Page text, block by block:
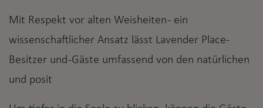
Mit Respekt vor alten Weisheiten - ein
wissenschaftlicher Ansatz lässt Lavender Place-
Besitzer und -Gäste umfassend von den natürlichen
und posit